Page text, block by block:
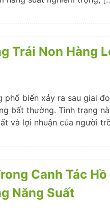
Trái Non Hàng
phổ biến xảy ra sau giai
bất thường. Tình trạng
và lợi nhuận của người
Canh Tác
Năng Suất